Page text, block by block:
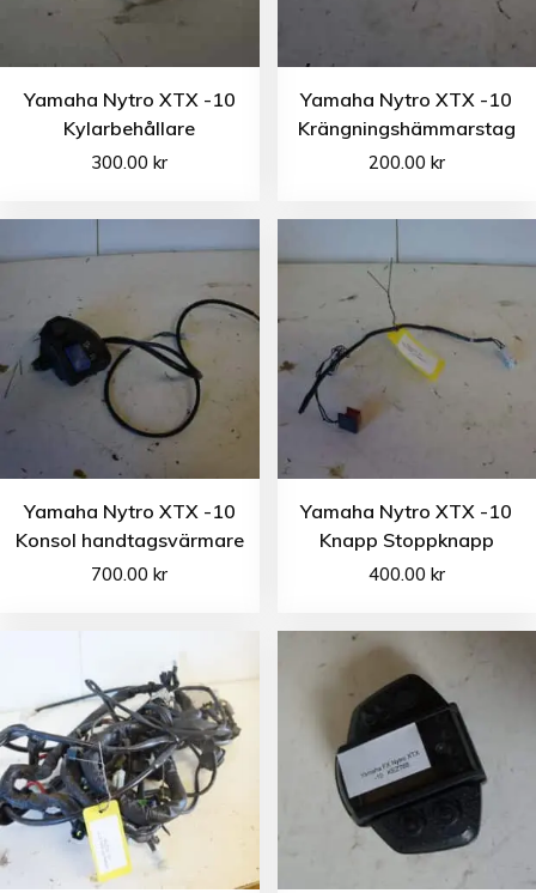
Yamaha Nytro XTX -10
Kylarbehållare
300.00kr
Yamaha Nytro XTX -10
Krängningshämmarstag
200.00 kr
Yamaha Nytro XTX -10
Konsol handtagsvärmare
700.00kr
Yamaha Nytro XTX -10
Knapp Stoppknapp
400.00 kr